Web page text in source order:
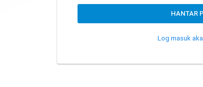
HANTAR
Log masuk